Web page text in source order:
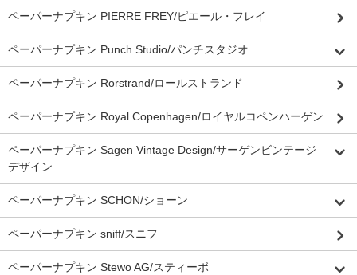
ペーパーナプキン PIERRE FREY/ピエール・フレイ
ペーパーナプキン Punch Studio/パンチスタジオ
ペーパーナプキン Rorstrand/ロールストランド
ペーパーナプキン Royal Copenhagen/ロイヤルコペンハーゲン
ペーパーナプキン Sagen Vintage Design/サーゲンビンテージ
デザイン
ペーパーナプキン SCHON/ショーン
ペーパーナプキン sniff/スニフ
ペーパーナプキン Stewo AG/スティーボ